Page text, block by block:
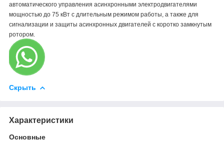
автоматического управления асинхронными электродвигателями
мощностью до 75 кВт с длительным режимом работы, а также для
сигнализации и защиты асинхронных двигателей с коротко замкнутым
ротором.
Скрыть
Характеристики
Основные